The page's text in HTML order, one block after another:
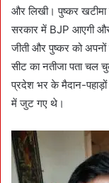
और लिखी। पुष्कर
सरकार में BJP आएगी और
जीती और पुष्कर को अपनों
सीट का नतीजा पता चल
प्रदेश भर के मैदान-
में जुट गए थे।